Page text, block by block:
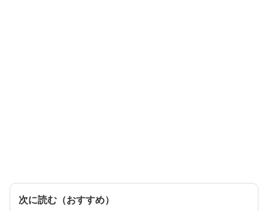
次に読む（おすすめ）